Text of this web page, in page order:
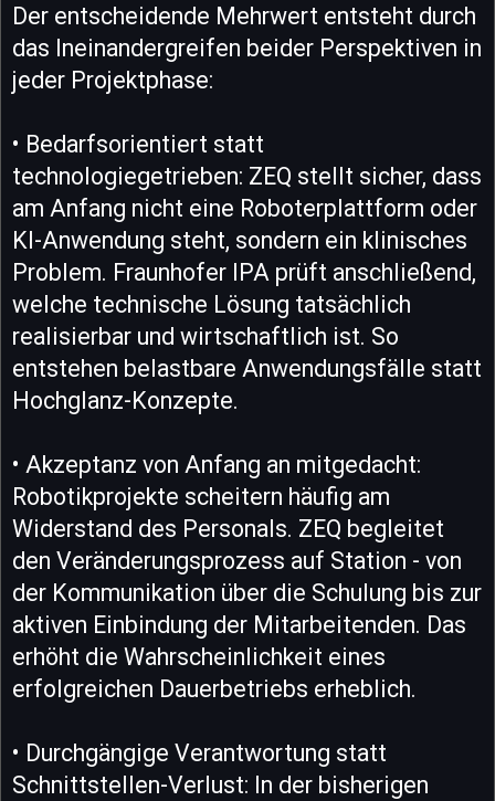
Der entscheidende Mehrwert entsteht durch
das Ineinandergreifen beider Perspektiven in
jeder Projektphase:
• Bedarfsorientiert statt
technologiegetrieben: ZEQ stellt sicher, dass
am Anfang nicht eine Roboterplattform oder
KI-Anwendung steht, sondern ein klinisches
Problem. Fraunhofer IPA prüft anschließend,
welche technische Lösung tatsächlich
realisierbar und wirtschaftlich ist. So
entstehen belastbare Anwendungsfälle statt
Hochglanz-Konzepte.
• Akzeptanz von Anfang an mitgedacht:
Robotikprojekte scheitern häufig am
Widerstand des Personals. ZEQ begleitet
den Veränderungsprozess auf Station - von
der Kommunikation über die Schulung bis zur
aktiven Einbindung der Mitarbeitenden. Das
erhöht die Wahrscheinlichkeit eines
erfolgreichen Dauerbetriebs erheblich.
• Durchgängige Verantwortung statt
Schnittstellen-Verlust: In der bisherigen